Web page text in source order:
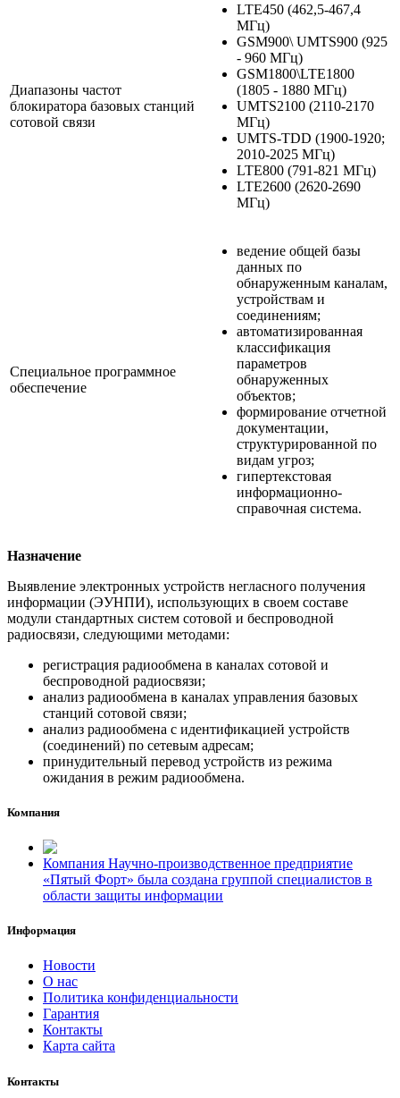
Диапазоны частот
блокиратора базовых станций
сотовой связи
LTE450 (462,5-467,4
МГц)
GSM900\ UMTS900 (925
- 960 МГц)
GSM1800\LTE1800
(1805 - 1880 МГц)
UMTS2100 (2110-2170
МГц)
UMTS-TDD (1900-1920;
2010-2025 МГц)
LTE800 (791-821 МГц)
LTE2600 (2620-2690
МГц)
Специальное программное
обеспечение
ведение общей базы
данных по
обнаруженным каналам,
устройствам и
соединениям;
автоматизированная
классификация
параметров
обнаруженных
объектов;
формирование отчетной
документации,
структурированной по
видам угроз;
гипертекстовая
информационно-
справочная система.
Назначение
Выявление электронных устройств негласного получения
информации (ЭУНПИ), использующих в своем составе
модули стандартных систем сотовой и беспроводной
радиосвязи, следующими методами:
регистрация радиообмена в каналах сотовой и
беспроводной радиосвязи;
анализ радиообмена в каналах управления базовых
станций сотовой связи;
анализ радиообмена с идентификацией устройств
(соединений) по сетевым адресам;
принудительный перевод устройств из режима
ожидания в режим радиообмена.
Компания
Компания Научно-производственное предприятие
«Пятый Форт» была создана группой специалистов в
области защиты информации
Информация
Новости
О нас
Политика конфиденциальности
Гарантия
Контакты
Карта сайта
Контакты